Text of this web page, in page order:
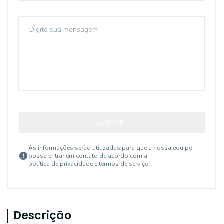
As informações serão utilizadas para que a nossa equipe
possa entrar em contato de acordo com a
política de privacidade e termos de serviço
Descrição